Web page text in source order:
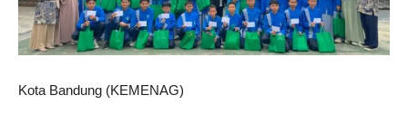
Kota Bandung (KEMENAG)